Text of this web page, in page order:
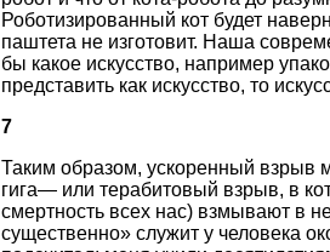
Роботизированный кот будет
паштета не изготовит. Наша
бы какое искусство, например
представить как искусство, то
7
Таким образом, ускоренный взрыв
гига— или терабитовый взрыв, в
смертность всех нас) взмывают в
существенно» служит у человека